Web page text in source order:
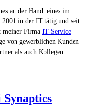
an der Hand, eines im
2001 in der IT tätig und seit
meiner Firma IT-Service
von gewerblichen Kunden
als auch Kollegen.
Synaptics